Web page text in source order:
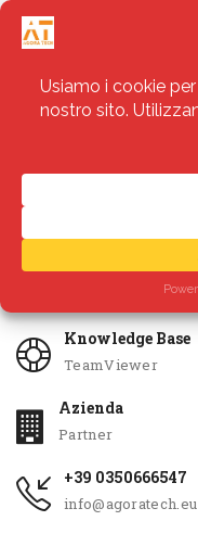
Servizi
Knowledge Base
TeamViewer
Azienda
Partner
+39 0350666547
info@agoratech.eu